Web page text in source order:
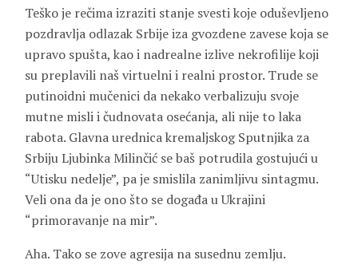
Teško je rečima izraziti stanje svesti koje oduševljeno
pozdravlja odlazak Srbije iza gvozdene zavese koja se
upravo spušta, kao i nadrealne izlive nekrofilije koji
su preplavili naš virtuelni i realni prostor. Trude se
putinoidni mučenici da nekako verbalizuju svoje
mutne misli i čudnovata osećanja, ali nije to laka
rabota. Glavna urednica kremaljskog Sputnjika za
Srbiju Ljubinka Milinčić se baš potrudila gostujući u
“Utisku nedelje”, pa je smislila zanimljivu sintagmu.
Veli ona da je ono što se događa u Ukrajini
“primoravanje na mir”.
Aha. Tako se zove agresija na susednu zemlju.